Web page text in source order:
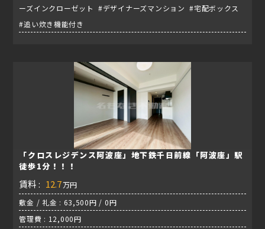
ーズインクローゼット #デザイナーズマンション #宅配ボックス
#追い炊き機能付き
「クロスレジデンス阿波座」地下鉄千日前線「阿波座」駅
徒歩1分！！！
賃料 : 12.7万円
敷金 / 礼金 : 63,500円 / 0円
管理費 : 12,000円